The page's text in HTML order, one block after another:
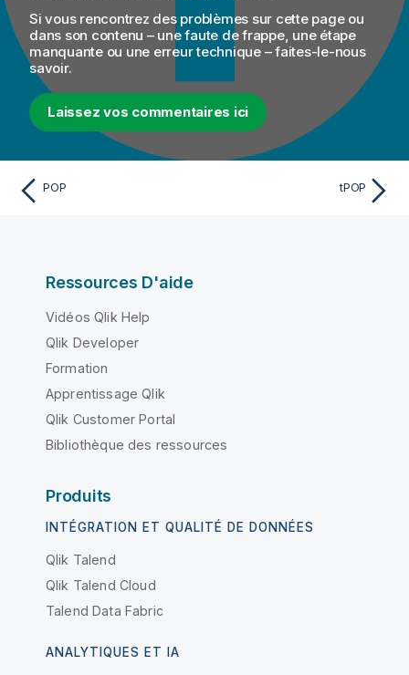
Si vous rencontrez des problèmes sur cette page ou
dans son contenu – une faute de frappe, une étape
manquante ou une erreur technique – faites-le-nous
savoir.
Laissez vos commentaires ici
POP tPOP
Ressources D'aide
Vidéos Qlik Help
Qlik Developer
Formation
Apprentissage Qlik
Qlik Customer Portal
Bibliothèque des ressources
Produits
INTÉGRATION ET QUALITÉ DE DONNÉES
Qlik Talend
Qlik Talend Cloud
Talend Data Fabric
ANALYTIQUES ET IA